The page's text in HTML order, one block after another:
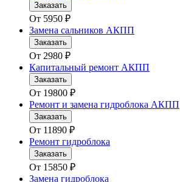
Заказать
От 5950 ₽
Замена сальников АКПП
Заказать
От 2980 ₽
Капитальный ремонт АКПП
Заказать
От 19800 ₽
Ремонт и замена гидроблока АКПП
Заказать
От 11890 ₽
Ремонт гидроблока
Заказать
От 15850 ₽
Замена гидроблока